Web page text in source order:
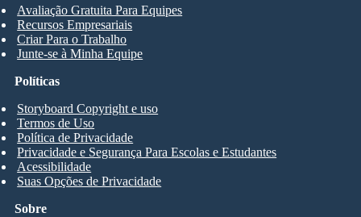
Avaliação Gratuita Para Equipes
Recursos Empresariais
Criar Para o Trabalho
Junte-se à Minha Equipe
Sobre
Políticas
Storyboard Copyright e uso
Termos de Uso
Política de Privacidade
Privacidade e Segurança Para Escolas e Estudantes
Acessibilidade
Suas Opções de Privacidade